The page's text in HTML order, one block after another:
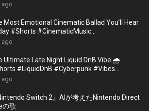
ago
Most Emotional Cinematic Ballad You’ll Hear
#Shorts #CinematicMusic
#Piano
ago
Ultimate Late Night Liquid DnB Vibe 🌧️
#LiquidDnB #Cyberpunk #Vibes
ago
Switch 2』AIが考えたNintendo Direct
の歌